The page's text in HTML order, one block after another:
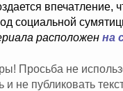
впечатление,
социальной
расположен на
Просьба не
и не публиковать